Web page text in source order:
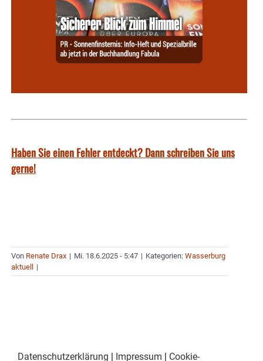
Haben Sie einen Fehler entdeckt? Dann schreiben Sie uns
gerne!
Von Renate Drax | Mi. 18.6.2025 - 5:47 | Kategorien: Wasserburg
aktuell
|
Datenschutzerklärung | Impressum | Cookie-